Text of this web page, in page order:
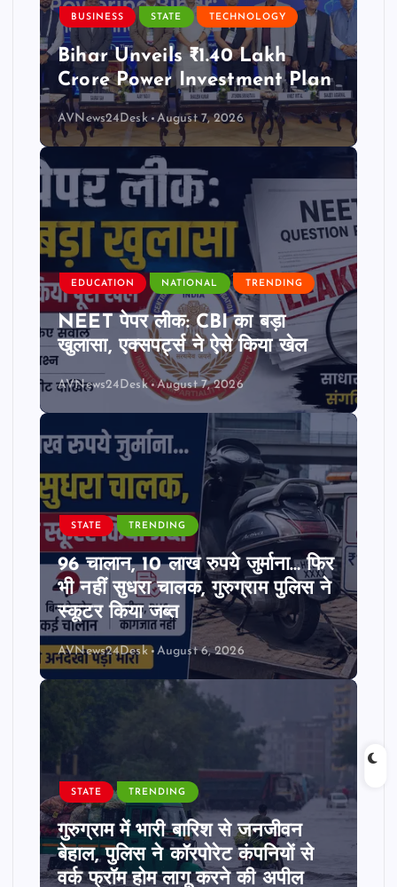
BUSINESS STATE TECHNOLOGY
Bihar Unveils ₹1.40 Lakh
Crore Power Investment Plan
AVNews24Desk August 7, 2026
EDUCATION NATIONAL TRENDING
NEET पेपर लीक: CBI का बड़ा
खुलासा, एक्सपर्ट्स ने ऐसे किया खेल
AVNews24Desk August 7, 2026
STATE TRENDING
96 चालान, 10 लाख रुपये जुर्माना… फिर
भी नहीं सुधरा चालक, गुरुग्राम पुलिस ने
स्कूटर किया जब्त
AVNews24Desk August 6, 2026
STATE TRENDING
गुरुग्राम में भारी बारिश से जनजीवन
बेहाल, पुलिस ने कॉरपोरेट कंपनियों से
वर्क फ्रॉम होम लागू करने की अपील